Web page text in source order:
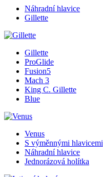
Náhradní hlavice
Gillette
Gillette
ProGlide
Fusion5
Mach 3
King C. Gillette
Blue
Venus
S výměnnými hlavicemi
Náhradní hlavice
Jednorázová holítka